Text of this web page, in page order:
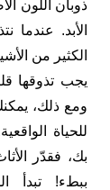
ذوبان اللون
الأبد.
الكثير من
يجب تذوقها
ومع ذلك،
للحياة
بك، فقدّر
ببطء! تبدأ